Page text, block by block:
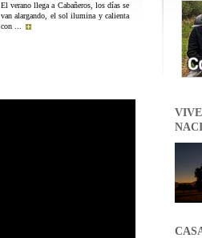
El verano llega a Cabañeros, los días se
van alargando, el sol ilumina y calienta
con ...